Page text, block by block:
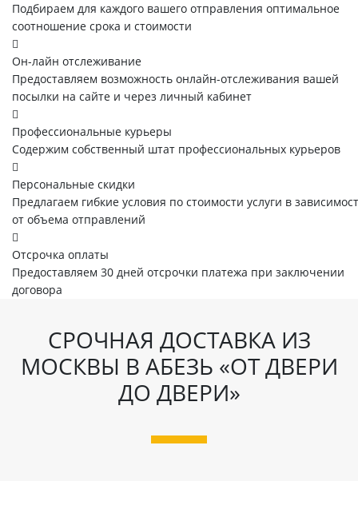
Подбираем для каждого вашего отправления оптимальное
соотношение срока и стоимости
Он-лайн отслеживание
Предоставляем возможность онлайн-отслеживания вашей
посылки на сайте и через личный кабинет
Профессиональные курьеры
Содержим собственный штат профессиональных курьеров
Персональные скидки
Предлагаем гибкие условия по стоимости услуги в
от объема отправлений
Отсрочка оплаты
Предоставляем 30 дней отсрочки платежа при заключении
договора
СРОЧНАЯ ДОСТАВКА ИЗ
МОСКВЫ В АБЕЗЬ «ОТ ДВЕРИ
ДО ДВЕРИ»